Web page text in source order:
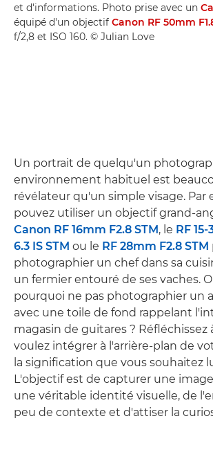
et d'informations. Photo prise avec un
équipé d'un objectif Canon RF 50mm
f/2,8 et ISO 160. © Julian Love
Un portrait de quelqu'un
environnement habituel est
révélateur qu'un simple visage. Par
pouvez utiliser un objectif grand-
Canon RF 16mm F2.8 STM, le RF
6.3 IS STM ou le RF 28mm F2.8 STM
photographier un chef dans sa
un fermier entouré de ses vaches.
pourquoi ne pas photographier un
avec une toile de fond rappelant
magasin de guitares ? Réfléchissez
voulez intégrer à l'arrière-plan de
la signification que vous souhaitez
L'objectif est de capturer une
une véritable identité visuelle, de
peu de contexte et d'attiser la